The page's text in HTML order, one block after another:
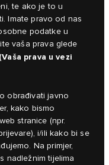
te ako je to u
Imate pravo od nas
podatke u
vaša prava glede
(Vaša prava u vezi
obrađivati javno
kako bismo
stranice (npr.
i/ili kako bi se
Na primjer,
nadležnim tijelima